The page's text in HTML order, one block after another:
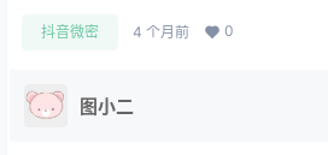
抖音微密 4 个月前 0
图小二